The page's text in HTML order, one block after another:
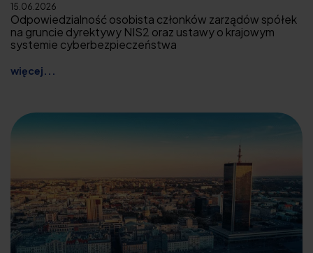
15.06.2026
Odpowiedzialność osobista członków zarządów spółek
na gruncie dyrektywy NIS2 oraz ustawy o krajowym
systemie cyberbezpieczeństwa
więcej...